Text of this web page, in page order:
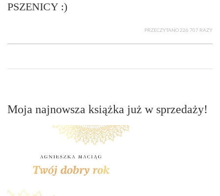
PSZENICY :)
PRZECZYTANO 226 707 RAZY
Moja najnowsza książka już w sprzedaży!